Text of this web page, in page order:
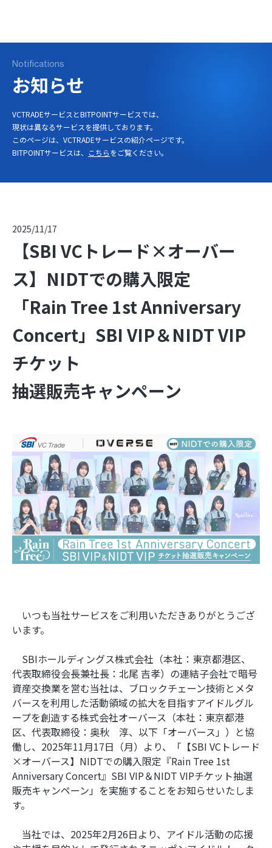
Notifications
お知らせ
VCTRADEサービスとBITPOINTサービスでは、
現状は異なるサービスを提供しております。
このページは、VCTRADEサービスの紹介ページです。
BITPOINTサービスは、
こちらをご覧ください。
2025/11/17
【SBI VCトレード×オーバー
ス】NIDTでの購入限定
「Rain Tree 1st Anniversary
Concert」SBI VIP＆NIDT VIP
チケット
抽選販売キャンペーン
いつも当社サービスをご利用いただきありがとうござ
います。
SBIホールディングス株式会社（本社：東京都港区、
代表取締役会長兼社長：北尾 吉孝）の連結子会社で暗号
資産交換業を営む当社は、ブロックチェーン技術とメタ
バースを利用した活動領域の拡大を目指すアイドルグル
ープを創造する株式会社オーバース（本社：東京都港
区、代表取締役：奥秋 淳、以下「オーバース」）と協
働し、2025年11月17日（月）より、「【SBI VCトレード
×オーバース】NIDTでの購入限定『Rain Tree 1st
Anniversary Concert』SBI VIP＆NIDT VIPチケット抽選
販売キャンペーン」を実施することをお知らせいたしま
す。
当社では、2025年2月26日より、アイドル活動の応援